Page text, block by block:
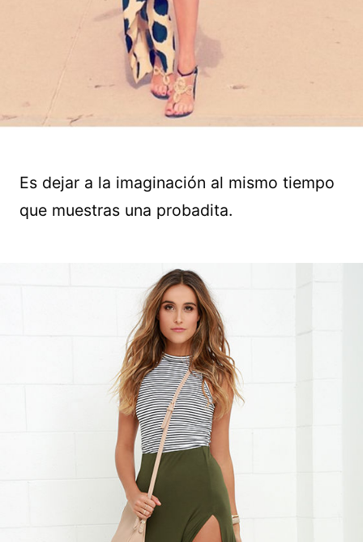
Es dejar a la imaginación al mismo tiempo
que muestras una probadita.